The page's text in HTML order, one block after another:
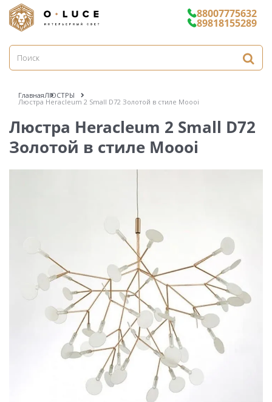
88007775632
89818155289
ГлавнаяЛЮСТРЫ
Люстра Heracleum 2 Small D72 Золотой в стиле Moooi
Люстра Heracleum 2 Small D72
Золотой в стиле Moooi